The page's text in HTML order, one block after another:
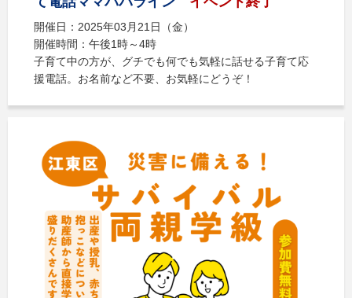
開催日：2025年03月21日（金）
開催時間：午後1時～4時
子育て中の方が、グチでも何でも気軽に話せる子育て応
援電話。お名前など不要、お気軽にどうぞ！